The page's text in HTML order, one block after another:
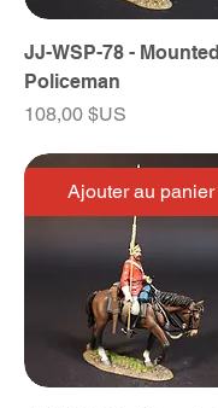
JJ-WSP-78 - Mounted
Policeman
Prix
108,00 $US
Ajouter au panier